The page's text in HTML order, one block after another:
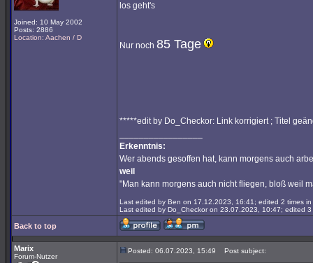
Joined: 10 May 2002
Posts: 2886
Location: Aachen / D
los geht's
Nur noch 85 Tage
*****edit by Do_Checkor: Link korrigiert ; Titel
Erkenntnis:
Wer abends gesoffen hat, kann morgens auch
weil
"Man kann morgens auch nicht fliegen, bloß weil
Last edited by Ben on 17.12.2023, 16:41; edited 2 times in
Last edited by Do_Checkor on 23.07.2023, 10:47; edited 3
Back to top
Marix
Forum-Nutzer
Posted: 06.07.2023, 15:49 Post subject: